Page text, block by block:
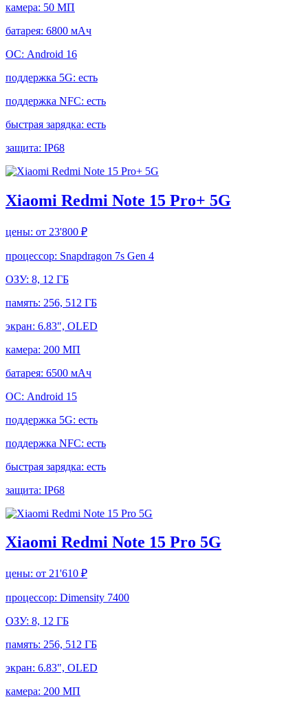
камера: 50 МП
батарея: 6800 мАч
ОС: Android 16
поддержка 5G: есть
поддержка NFC: есть
быстрая зарядка: есть
защита: IP68
Xiaomi Redmi Note 15 Pro+ 5G
цены: от 23'800 ₽
процессор: Snapdragon 7s Gen 4
ОЗУ: 8, 12 ГБ
память: 256, 512 ГБ
экран: 6.83", OLED
камера: 200 МП
батарея: 6500 мАч
ОС: Android 15
поддержка 5G: есть
поддержка NFC: есть
быстрая зарядка: есть
защита: IP68
Xiaomi Redmi Note 15 Pro 5G
цены: от 21'610 ₽
процессор: Dimensity 7400
ОЗУ: 8, 12 ГБ
память: 256, 512 ГБ
экран: 6.83", OLED
камера: 200 МП